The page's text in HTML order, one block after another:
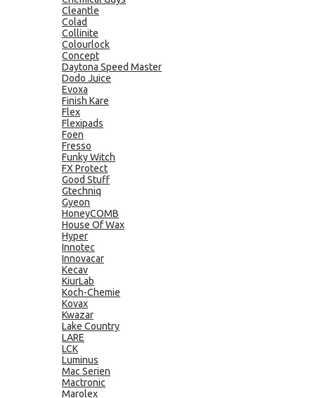
Cleantle
Colad
Collinite
Colourlock
Concept
Daytona Speed Master
Dodo Juice
Evoxa
Finish Kare
Flex
Flexipads
Foen
Fresso
Funky Witch
FX Protect
Good Stuff
Gtechniq
Gyeon
HoneyCOMB
House Of Wax
Hyper
Innotec
Innovacar
Kecav
KiurLab
Koch-Chemie
Kovax
Kwazar
Lake Country
LARE
LCK
Luminus
Mac Serien
Mactronic
Marolex